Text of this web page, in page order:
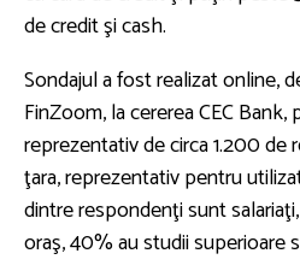
de credit şi cash.
Sondajul a fost realizat online,
FinZoom, la cererea CEC
reprezentativ de circa 1.200
ţara, reprezentativ pentru
dintre respondenţi sunt
oraş, 40% au studii superioare